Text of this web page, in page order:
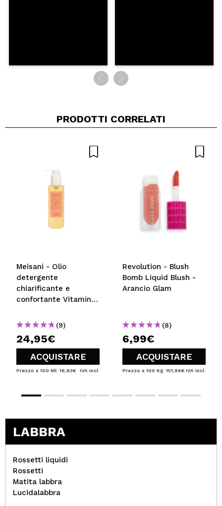
PRODOTTI CORRELATI
Meisani - Olio
detergente
chiarificante e
confortante Vitamin
(9)
24,95€
ACQUISTARE
Prezzo x 100 Ml: 16,63€ IVA Incl.
Revolution - Blush
Bomb Liquid Blush -
Arancio Glam
(8)
6,99€
ACQUISTARE
Prezzo x 100 Kg: 151,96€ IVA Incl.
LABBRA
Rossetti liquidi
Rossetti
Matita labbra
Lucidalabbra